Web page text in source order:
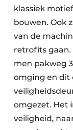
klassiek
bouwen. Ook
van de
retrofits gaan.
men pakweg
omging en dit
omgezet. Het
veiligheid,